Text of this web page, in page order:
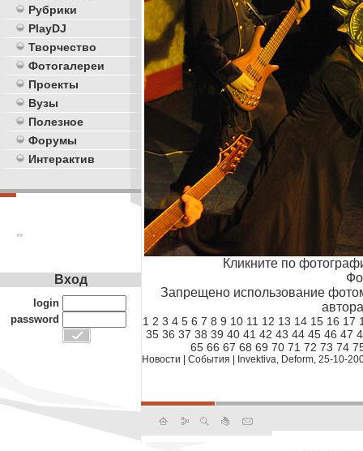
Рубрики
PlayDJ
Творчество
Фотогалереи
Проекты
Вузы
Полезное
Форумы
Интерактив
**
Кликните по
Запрещено использование
1 2 3 4 5 6 7 8 9 10 11 12 13 14 15 16 17
35 36 37 38 39 40 41 42 43 44 45 46 47
65 66 67 68 69 70 71 72 73 74
Новости События Invektiva, Deform, 25-10-
Вход
login
password